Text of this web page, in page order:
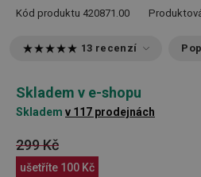
Kód produktu 420871.00
13 recenzí
Skladem v e-shopu
Skladem v 117 prodejnách
299 Kč
ušetříte 100 Kč